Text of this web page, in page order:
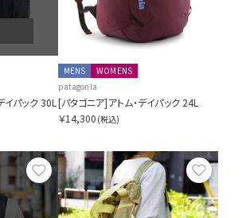
イパック 30L
MENS
WOMENS
patagonia
[パタゴニア]アトム・デイパック 24L
￥14,300 (税込)
お気に入り